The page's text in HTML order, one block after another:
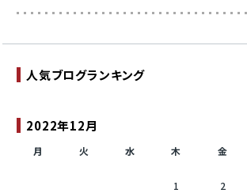
2022年12月
月 火 水 木 金
1 2
人気ブログランキング